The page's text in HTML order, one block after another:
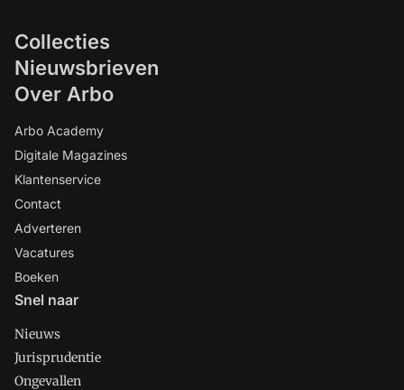
Collecties
Nieuwsbrieven
Over Arbo
Arbo Academy
Digitale Magazines
Klantenservice
Contact
Adverteren
Vacatures
Boeken
Snel naar
Nieuws
Jurisprudentie
Ongevallen